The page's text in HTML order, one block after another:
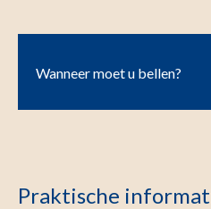
Wanneer moet u bellen?
Praktische